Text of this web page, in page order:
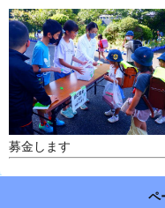
募金します
ペ